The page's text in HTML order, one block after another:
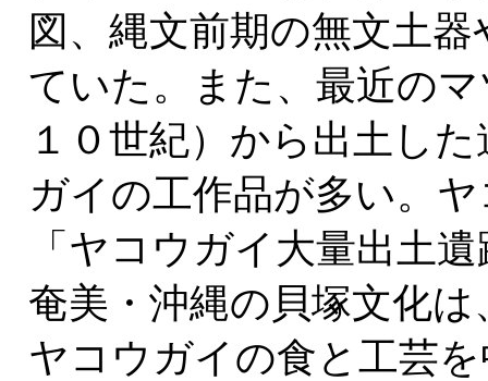
図、縄文前期の無文土
ていた。また、最近の
１０世紀）から出土し
ガイの工作品が多い。
「ヤコウガイ大量出土
奄美・沖縄の貝塚文化
ヤコウガイの食と工芸